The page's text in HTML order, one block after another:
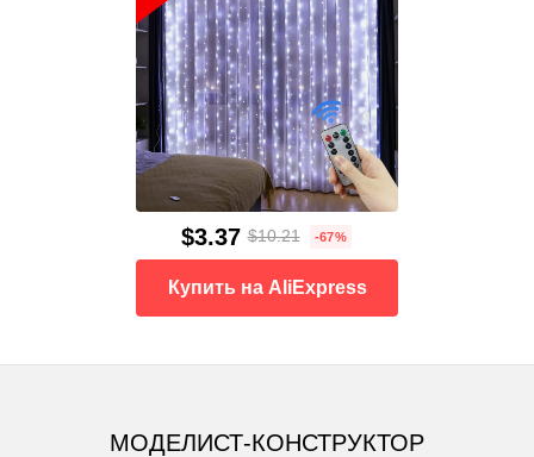
$3.37 $10.21 -67%
Купить на AliExpress
МОДЕЛИСТ-КОНСТРУКТОР